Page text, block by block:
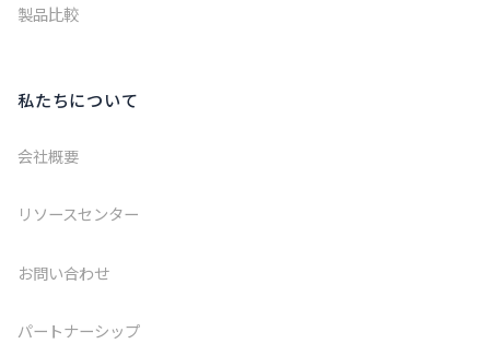
製品比較
私たちについて
会社概要
リソースセンター
お問い合わせ
パートナーシップ